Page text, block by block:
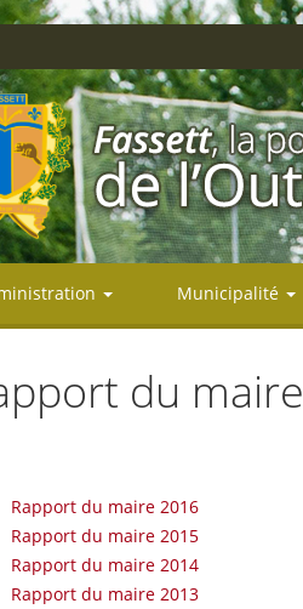
Municipalité
du maire
Rapport du maire 2016
Rapport du maire 2015
Rapport du maire 2014
Rapport du maire 2013